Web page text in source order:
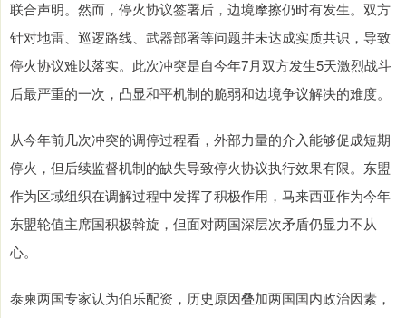
联合声明。然而，停火协议签署后，边境摩擦仍时有发生。双方
针对地雷、巡逻路线、武器部署等问题并未达成实质共识，导致
停火协议难以落实。此次冲突是自今年7月双方发生5天激烈战斗
后最严重的一次，凸显和平机制的脆弱和边境争议解决的难度。
从今年前几次冲突的调停过程看，外部力量的介入能够促成短期
停火，但后续监督机制的缺失导致停火协议执行效果有限。东盟
作为区域组织在调解过程中发挥了积极作用，马来西亚作为今年
东盟轮值主席国积极斡旋，但面对两国深层次矛盾仍显力不从
心。
泰柬两国专家认为伯乐配资，历史原因叠加两国国内政治因素，